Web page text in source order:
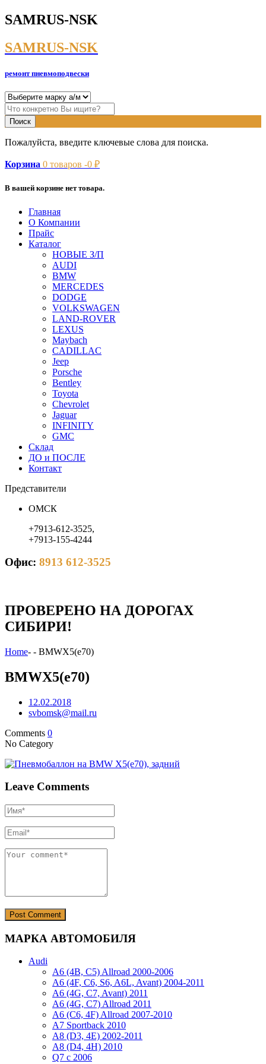
SAMRUS-NSK
SAMRUS-NSK
ремонт пневмоподвески
Пожалуйста, введите ключевые слова для поиска.
Корзина 0 товаров -0 ₽
В вашей корзине нет товара.
Главная
О Компании
Прайс
Каталог
НОВЫЕ З/П
AUDI
BMW
MERCEDES
DODGE
VOLKSWAGEN
LAND-ROVER
LEXUS
Maybach
CADILLAC
Jeep
Porsche
Bentley
Toyota
Chevrolet
Jaguar
INFINITY
GMC
Склад
ДО и ПОСЛЕ
Контакт
Представители
ОМСК
+7913-612-3525,
+7913-155-4244
Офис: 8913 612-3525
ПРОВЕРЕНО НА ДОРОГАХ
СИБИРИ!
Home- - BMWX5(e70)
BMWX5(e70)
12.02.2018
svbomsk@mail.ru
Comments 0
No Category
Leave Comments
МАРКА АВТОМОБИЛЯ
Audi
A6 (4B, C5) Allroad 2000-2006
A6 (4F, C6, S6, A6L, Avant) 2004-2011
A6 (4G, C7, Avant) 2011
A6 (4G, C7) Allroad 2011
A6 (C6, 4F) Allroad 2007-2010
A7 Sportback 2010
A8 (D3, 4E) 2002-2011
A8 (D4, 4H) 2010
Q7 с 2006